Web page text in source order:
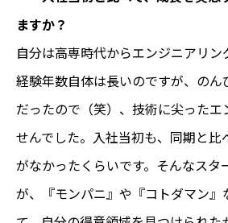
ますか？
自分は高専時代からエンジニアリン
経験年数自体は長いのですが、の
だったので（笑）、技術に尖ったエ
せんでした。入社当初も、同期と比
がなかったくらいです。そんなスタ
が、『モンパニ』や『コトダマン』